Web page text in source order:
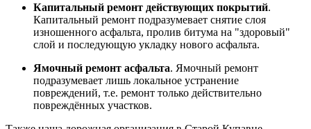
Капитальный ремонт действующих покрытий.
Капитальный ремонт подразумевает снятие слоя
изношенного асфальта, пролив битума на "здоровый"
слой и последующую укладку нового асфальта.
Ямочный ремонт асфальта. Ямочный ремонт
подразумевает лишь локальное устранение
повреждений, т.е. ремонт только действительно
повреждённых участков.